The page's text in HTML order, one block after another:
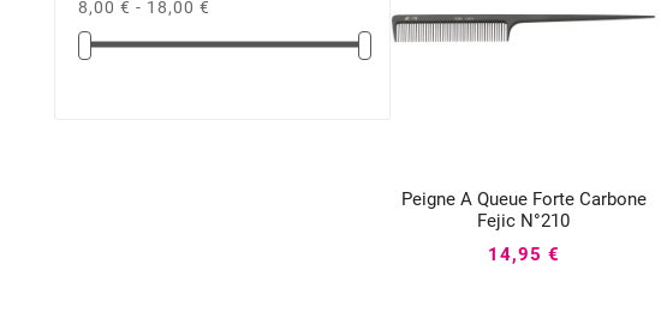
8,00 € - 18,00 €
Peigne A Queue Forte Carbone
Fejic N°210

14,95 €